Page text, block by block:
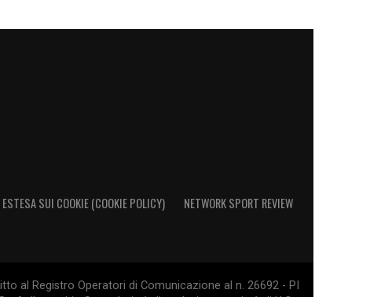
SUI COOKIE (COOKIE POLICY) NETWORK SPORT REVIEW
al Registro Operatori di Comunicazione al n. 26692 - PI